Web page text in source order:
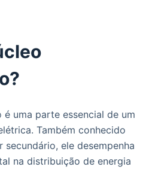
é uma parte essencial de um
Também conhecido
ele desempenha
na distribuição de energia